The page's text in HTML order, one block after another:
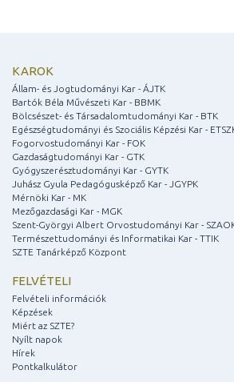
KAROK
Állam- és Jogtudományi Kar - ÁJTK
Bartók Béla Művészeti Kar - BBMK
Bölcsészet- és Társadalomtudományi Kar - BTK
Egészségtudományi és Szociális Képzési Kar -
Fogorvostudományi Kar - FOK
Gazdaságtudományi Kar - GTK
Gyógyszerésztudományi Kar - GYTK
Juhász Gyula Pedagógusképző Kar - JGYPK
Mérnöki Kar - MK
Mezőgazdasági Kar - MGK
Szent-Györgyi Albert Orvostudományi Kar -
Természettudományi és Informatikai Kar - TTIK
SZTE Tanárképző Központ
FELVÉTELI
Felvételi információk
Képzések
Miért az SZTE?
Nyílt napok
Hírek
Pontkalkulátor